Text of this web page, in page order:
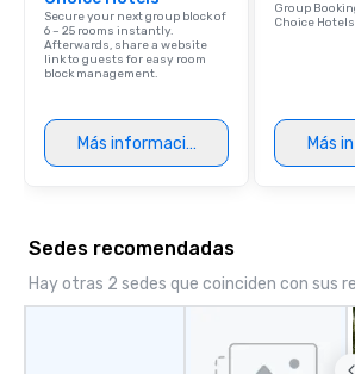
Secure your next group block of
6 – 25 rooms instantly.
Afterwards, share a website
link to guests for easy room
block management.
Más información
Group
Choice
Más
Sedes recomendadas
Hay otras 2 sedes que coinciden con sus